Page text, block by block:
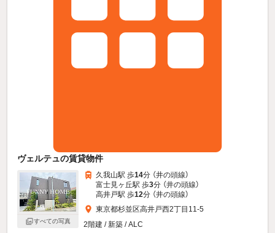
ヴェルテュの賃貸物件
すべての写真
久我山駅 歩14分 （井の頭線）
富士見ヶ丘駅 歩3分 （井の頭線）
高井戸駅 歩12分 （井の頭線）
東京都杉並区高井戸西2丁目11-5
2階建 / 新築 / ALC